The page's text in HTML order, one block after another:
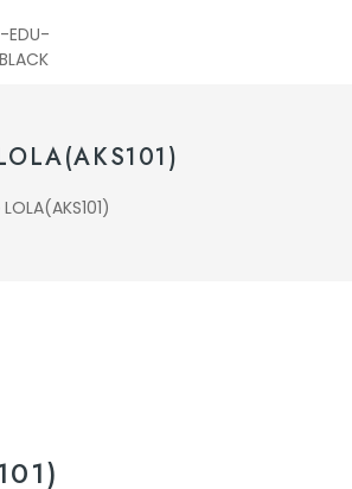
LOLA(AKS101)